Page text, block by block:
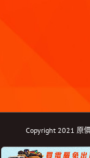
Copyright 2021 原